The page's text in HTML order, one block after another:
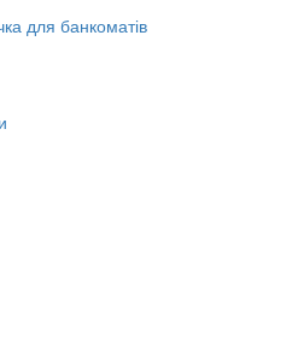
для банкоматів